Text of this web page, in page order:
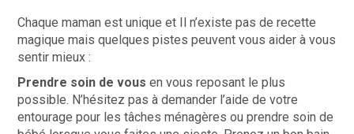
Chaque maman est unique et Il n’existe pas de recette
magique mais quelques pistes peuvent vous aider à vous
sentir mieux :
Prendre soin de vous en vous reposant le plus
possible. N’hésitez pas à demander l’aide de votre
entourage pour les tâches ménagères ou prendre soin de